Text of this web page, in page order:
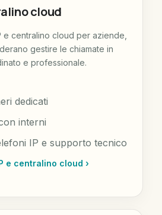
cloud
e centralino cloud per aziende,
gestire le chiamate in
e professionale.
dedicati
interni
IP e supporto tecnico
e centralino cloud ›